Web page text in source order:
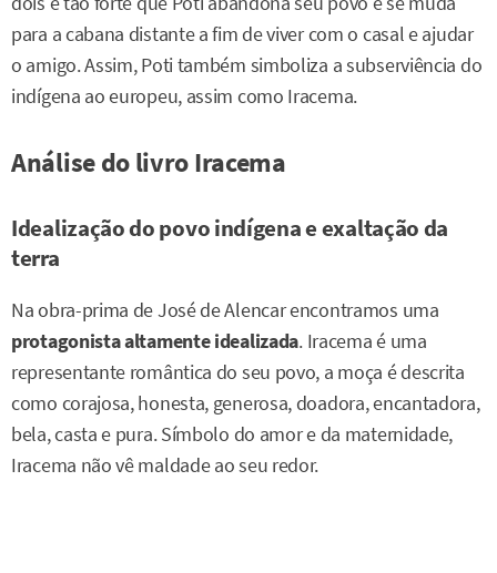
para a cabana distante a fim de viver com o casal e ajudar
o amigo. Assim, Poti também simboliza a subserviência do
indígena ao europeu, assim como Iracema.
Análise do livro Iracema
Idealização do povo indígena e exaltação da
terra
Na obra-prima de José de Alencar encontramos uma
protagonista altamente idealizada. Iracema é uma
representante romântica do seu povo, a moça é descrita
como corajosa, honesta, generosa, doadora, encantadora,
bela, casta e pura. Símbolo do amor e da maternidade,
Iracema não vê maldade ao seu redor.